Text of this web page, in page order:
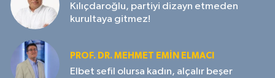
Kılıçdaroğlu, partiyi dizayn etmeden
kurultaya gitmez!
PROF. DR. MEHMET EMIN ELMACI
Elbet sefil olursa kadın, alçalır beşer